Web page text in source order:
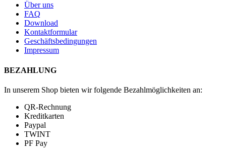
Über uns
FAQ
Download
Kontaktformular
Geschäftsbedingungen
Impressum
BEZAHLUNG
In unserem Shop bieten wir folgende Bezahlmöglichkeiten an:
QR-Rechnung
Kreditkarten
Paypal
TWINT
PF Pay